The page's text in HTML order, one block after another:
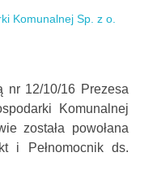
Komunalnej Sp. z o.
nr 12/10/16 Prezesa
Komunalnej
została powołana
i Pełnomocnik ds.